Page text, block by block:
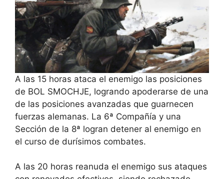
A las 15 horas ataca el enemigo las posiciones
de BOL SMOCHJE, logrando apoderarse de una
de las posiciones avanzadas que guarnecen
fuerzas alemanas. La 6ª Compañía y una
Sección de la 8ª logran detener al enemigo en
el curso de durísimos combates.
A las 20 horas reanuda el enemigo sus ataques